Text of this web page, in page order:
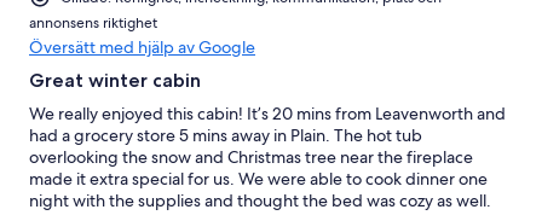
annonsens riktighet
Översätt med hjälp av Google
Great winter cabin
We really enjoyed this cabin! It’s 20 mins from Leavenworth and
had a grocery store 5 mins away in Plain. The hot tub
overlooking the snow and Christmas tree near the fireplace
made it extra special for us. We were able to cook dinner one
night with the supplies and thought the bed was cozy as well.